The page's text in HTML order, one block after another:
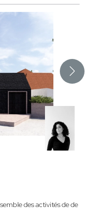
des activités de de